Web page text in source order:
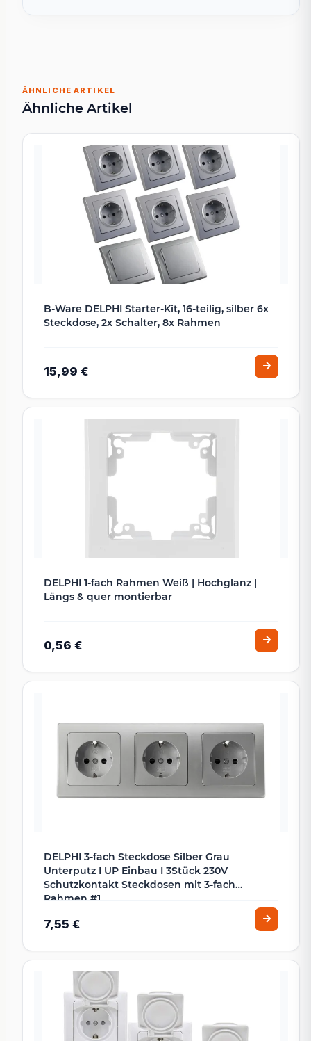
ÄHNLICHE ARTIKEL
Ähnliche Artikel
B-Ware DELPHI Starter-Kit, 16-teilig, silber 6x
Steckdose, 2x Schalter, 8x Rahmen
15,99 €
DELPHI 1-fach Rahmen Weiß | Hochglanz |
Längs & quer montierbar
0,56 €
DELPHI 3-fach Steckdose Silber Grau
Unterputz I UP Einbau I 3Stück 230V
Schutzkontakt Steckdosen mit 3-fach
Rahmen #1
7,55 €